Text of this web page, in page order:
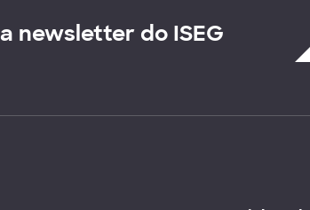
newsletter do ISEG